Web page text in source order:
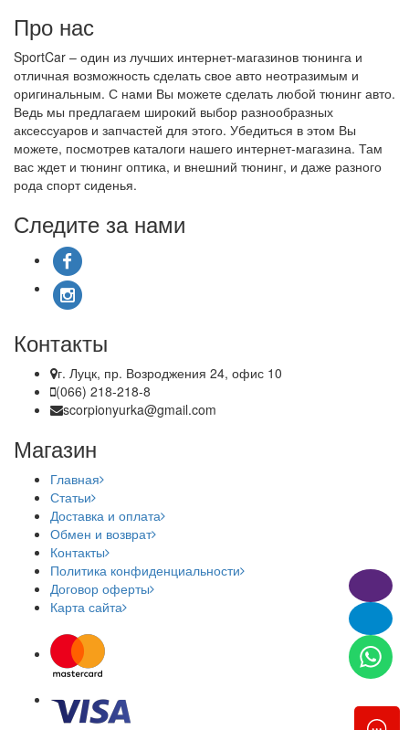
Про нас
SportCar – один из лучших интернет-магазинов тюнинга и
отличная возможность сделать свое авто неотразимым и
оригинальным. С нами Вы можете сделать любой тюнинг авто.
Ведь мы предлагаем широкий выбор разнообразных
аксессуаров и запчастей для этого. Убедиться в этом Вы
можете, посмотрев каталоги нашего интернет-магазина. Там
вас ждет и тюнинг оптика, и внешний тюнинг, и даже разного
рода спорт сиденья.
Следите за нами
Контакты
г. Луцк, пр. Возроджения 24, офис 10
(066) 218-218-8
scorpionyurka@gmail.com
Магазин
Главная
Статьи
Доставка и оплата
Обмен и возврат
Контакты
Политика конфиденциальности
Договор оферты
Карта сайта